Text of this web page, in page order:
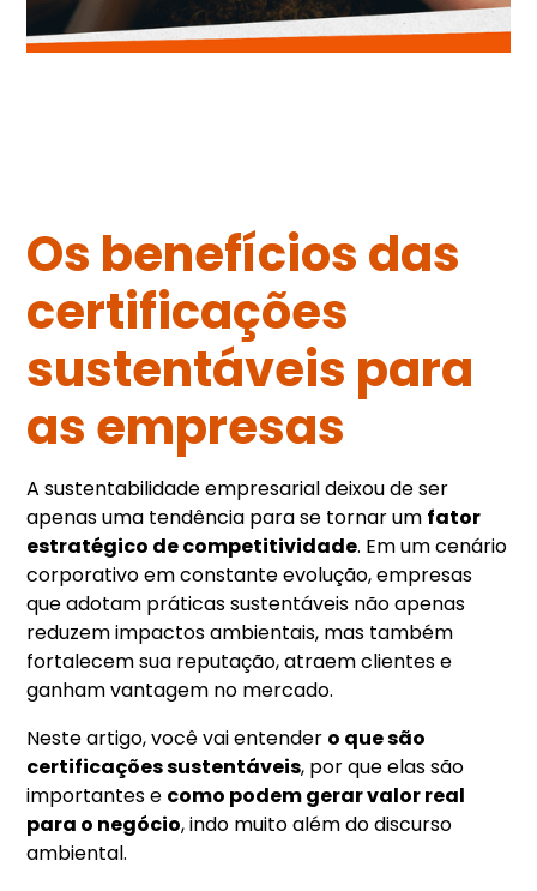
Os benefícios das
certificações
sustentáveis para
as empresas
A sustentabilidade empresarial deixou de ser
apenas uma tendência para se tornar um fator
estratégico de competitividade. Em um cenário
corporativo em constante evolução, empresas
que adotam práticas sustentáveis não apenas
reduzem impactos ambientais, mas também
fortalecem sua reputação, atraem clientes e
ganham vantagem no mercado.
Neste artigo, você vai entender o que são
certificações sustentáveis, por que elas são
importantes e como podem gerar valor real
para o negócio, indo muito além do discurso
ambiental.